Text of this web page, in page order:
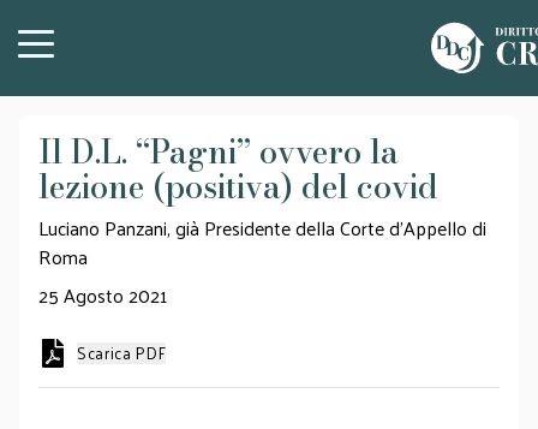
Il D.L. “Pagni” ovvero la
lezione (positiva) del covid
Luciano Panzani, già Presidente della Corte d’Appello di
Roma
25 Agosto 2021
Scarica PDF